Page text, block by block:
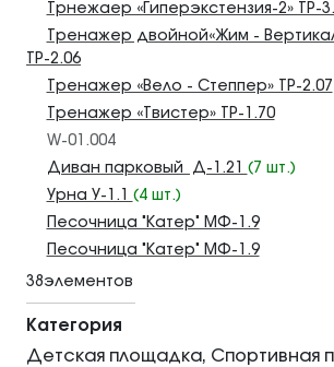
Трнежаер «Гиперэкстензия-2» ТР-
Тренажер двойной«Жим -
ТР-2.06
Тренажер «Вело - Степпер» ТР-2.07
Тренажер «Твистер» ТР-1.70
W-01.004
Диван парковый Д-1.21 (7 шт.)
Урна У-1.1 (4 шт.)
Песочница "Катер" МФ-1.9
Песочница "Катер" МФ-1.9
38элементов
Категория
Детская площадка, Спортивная